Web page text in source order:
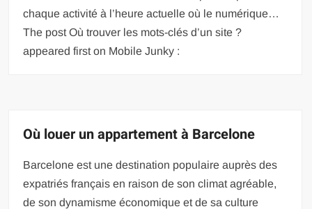
chaque activité à l’heure actuelle où le numérique…
The post Où trouver les mots-clés d’un site ?
appeared first on Mobile Junky :
Où louer un appartement à Barcelone
Barcelone est une destination populaire auprès des
expatriés français en raison de son climat agréable,
de son dynamisme économique et de sa culture